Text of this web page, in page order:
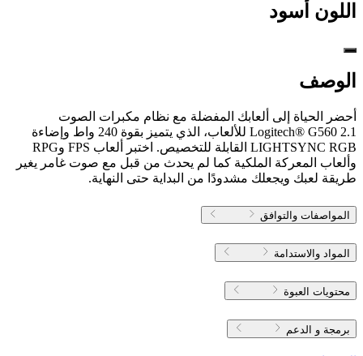
اللون أسود
الوصف
أحضر الحياة إلى ألعابك المفضلة مع نظام مكبرات الصوت
Logitech® G560 2.1 للألعاب، الذي يتميز بقوة 240 واط وإضاءة
LIGHTSYNC RGB القابلة للتخصيص. اختبر ألعاب FPS وRPG
وألعاب المعركة الملكية كما لم يحدث من قبل مع صوت غامر يغير
طريقة لعبك ويجعلك مشدودًا من البداية حتى النهاية.
المواصفات والتوافق
المواد والاستدامة
محتويات العبوة
برمجة و الدعم